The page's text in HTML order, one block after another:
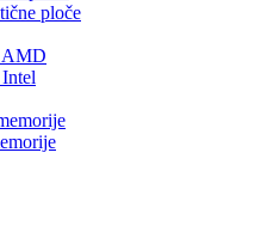
ploče
AMD